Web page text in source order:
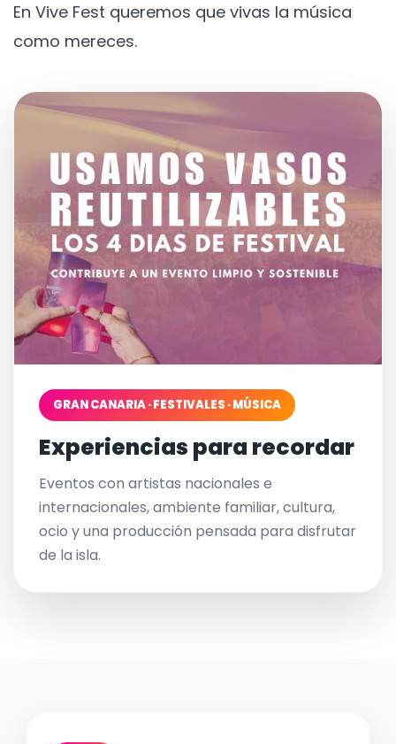
En Vive Fest queremos que vivas la música
como mereces.
GRAN CANARIA · FESTIVALES · MÚSICA
Experiencias para recordar
Eventos con artistas nacionales e
internacionales, ambiente familiar, cultura,
ocio y una producción pensada para disfrutar
de la isla.